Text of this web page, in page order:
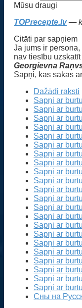
Mūsu draugi
TOPrecepte.lv—
Citāti par sapņiem
Ja jums ir
nav tiesību
Georgievna
Sapņi, kas sākas
Dažādi raksti
Sapņi ar
Sapņi ar
Sapņi ar
Sapņi ar
Sapņi ar
Sapņi ar
Sapņi ar
Sapņi ar
Sapņi ar
Sapņi ar
Sapņi ar
Sapņi ar
Sapņi ar
Sapņi ar
Sapņi ar
Sapņi ar
Sapņi ar
Sapņi ar
Sapņi ar
Sapņi ar
Sapņi ar
Sapņi ar
Сны на